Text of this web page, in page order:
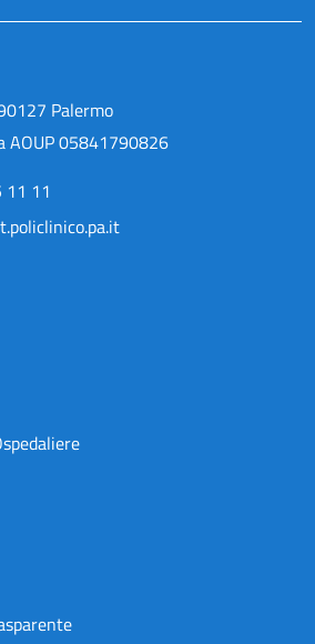
Palermo
AOUP 05841790826
11 11